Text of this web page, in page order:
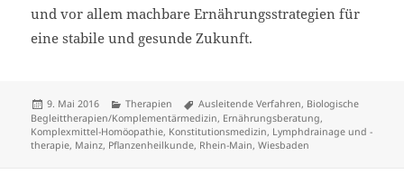
und vor allem machbare Ernährungsstrategien für
eine stabile und gesunde Zukunft.
Veröffentlicht
am
9. Mai 2016 Kategorien
Therapien Schlagwörter
Ausleitende Verfahren, Biologische
Begleittherapien/Komplementärmedizin, Ernährungsberatung,
Komplexmittel-Homöopathie, Konstitutionsmedizin, Lymphdrainage und -
therapie, Mainz, Pflanzenheilkunde, Rhein-Main,Wiesbaden